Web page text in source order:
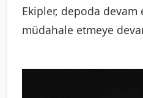
Ekipler, depoda devam
müdahale etmeye